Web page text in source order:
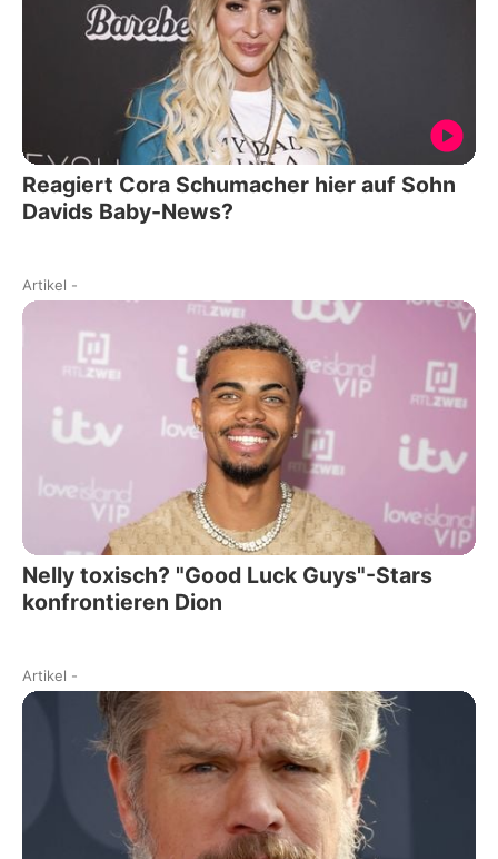
Reagiert Cora Schumacher hier auf Sohn
Davids Baby-News?
Artikel -
Nelly toxisch? "Good Luck Guys"-Stars
konfrontieren Dion
Artikel -